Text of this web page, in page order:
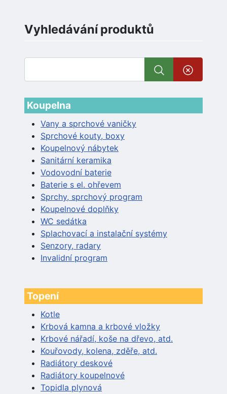
Vyhledávání produktů
Koupelna
Vany a sprchové vaničky
Sprchové kouty, boxy
Koupelnový nábytek
Sanitární keramika
Vodovodní baterie
Baterie s el. ohřevem
Sprchy, sprchový program
Koupelnové doplňky
WC sedátka
Splachovací a instalační systémy
Senzory, radary
Invalidní program
Topení
Kotle
Krbová kamna a krbové vložky
Krbové nářadí, koše na dřevo, atd.
Kouřovody, kolena, zděře, atd.
Radiátory deskové
Radiátory koupelnové
Topidla plynová